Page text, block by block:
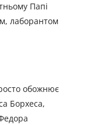
Папі
лаборантом
обожнює
Борхеса,